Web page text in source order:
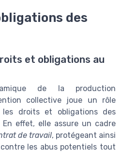
des
et obligations au
de la production
collective joue un rôle
droits et obligations des
En effet, elle assure un cadre
de travail, protégeant ainsi
les abus potentiels tout